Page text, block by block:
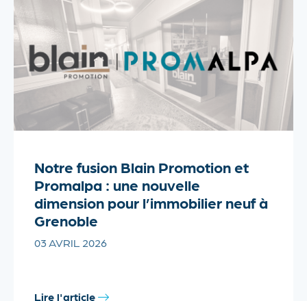
Notre fusion Blain Promotion et
Promalpa : une nouvelle
dimension pour l’immobilier neuf à
Grenoble
03 AVRIL 2026
Lire l'article